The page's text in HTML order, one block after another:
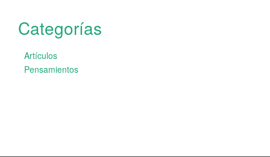
Categorías
Artículos
Pensamientos